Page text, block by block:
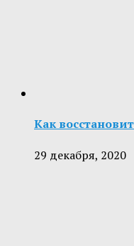
Как
29 декабря, 2020